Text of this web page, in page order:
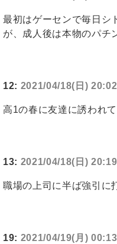
最初はゲーセンで毎日シ
が、成人後は本物のパチ
12: 2021/04/18(日)
高1の春に友達に誘われて
13: 2021/04/18(日)
職場の上司に半ば強引に
19: 2021/04/19(月)